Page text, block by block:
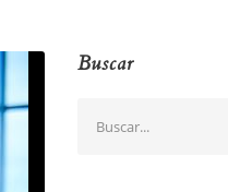
Buscar